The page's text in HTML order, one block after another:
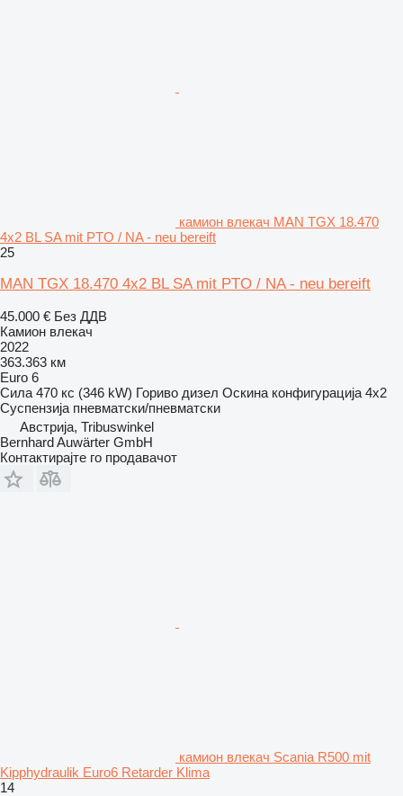
камион влекач MAN TGX 18.470
4x2 BL SA mit PTO / NA - neu bereift
25
MAN TGX 18.470 4x2 BL SA mit PTO / NA - neu bereift
45.000 € Без ДДВ
Камион влекач
2022
363.363 км
Euro 6
Сила 470 кс (346 kW) Гориво дизел Оскина конфигурација 4x2
Суспензија пневматски/пневматски
Австрија, Tribuswinkel
Bernhard Auwärter GmbH
Контактирајте го продавачот
камион влекач Scania R500 mit
Kipphydraulik Euro6 Retarder Klima
14